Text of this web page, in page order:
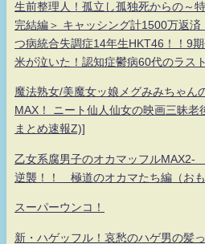
生前整理人！孤立し孤独死からの～
完結編＞ キャッシング計1500万返済
つ病統合失調症14年生HKT46！！9
米が泣いた！認知症鬱病60代のラス
魔法熟女/美魔女ッ娘メグみみちゃん
MAX！ ニート仙人仙女の映画三昧老
まとめ速報Z)]
乙女系腐男子のオカマッフルMAX2-
逆襲！！ 極道のオカマたち編（おも
スーパーウンコ！
新・ハゲッフル！哀愁のハゲ男の髪